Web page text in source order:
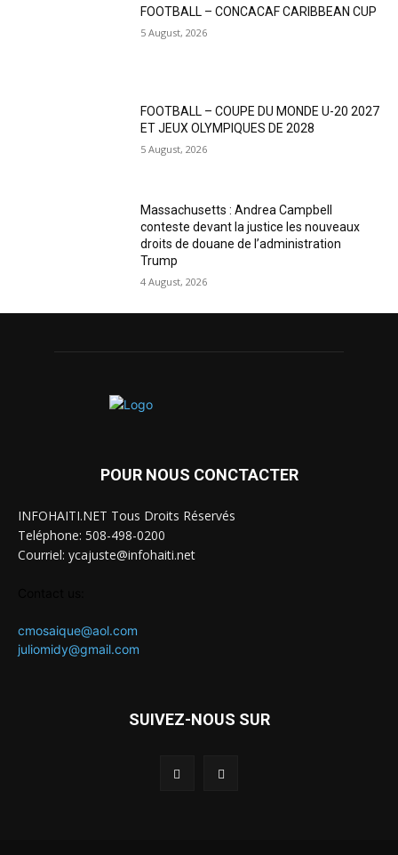
FOOTBALL – CONCACAF CARIBBEAN CUP
5 August, 2026
FOOTBALL – COUPE DU MONDE U-20 2027
ET JEUX OLYMPIQUES DE 2028
5 August, 2026
Massachusetts : Andrea Campbell
conteste devant la justice les nouveaux
droits de douane de l’administration
Trump
4 August, 2026
POUR NOUS CONCTACTER
INFOHAITI.NET Tous Droits Réservés
Teléphone: 508-498-0200
Courriel: ycajuste@infohaiti.net
cmosaique@aol.com
juliomidy@gmail.com
SUIVEZ-NOUS SUR